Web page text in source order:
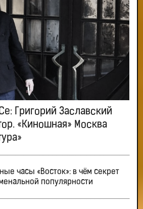
Григорий Заславский
«Киношная» Москва
часы «Восток»: в чём секрет
популярности